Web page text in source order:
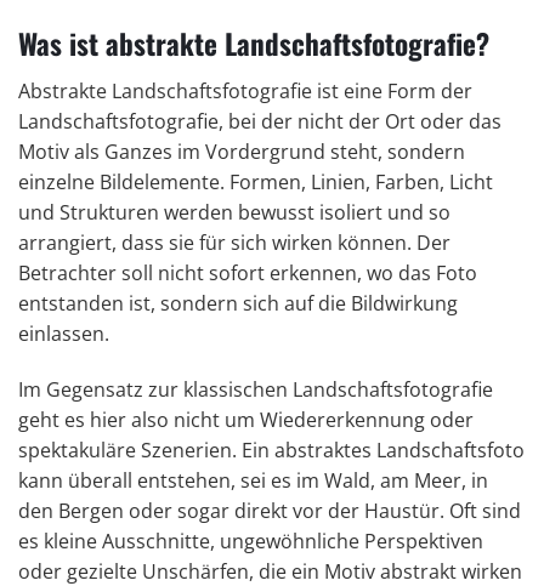
Was ist abstrakte Landschaftsfotografie?
Abstrakte Landschaftsfotografie ist eine Form der
Landschaftsfotografie, bei der nicht der Ort oder das
Motiv als Ganzes im Vordergrund steht, sondern
einzelne Bildelemente. Formen, Linien, Farben, Licht
und Strukturen werden bewusst isoliert und so
arrangiert, dass sie für sich wirken können. Der
Betrachter soll nicht sofort erkennen, wo das Foto
entstanden ist, sondern sich auf die Bildwirkung
einlassen.
Im Gegensatz zur klassischen Landschaftsfotografie
geht es hier also nicht um Wiedererkennung oder
spektakuläre Szenerien. Ein abstraktes Landschaftsfoto
kann überall entstehen, sei es im Wald, am Meer, in
den Bergen oder sogar direkt vor der Haustür. Oft sind
es kleine Ausschnitte, ungewöhnliche Perspektiven
oder gezielte Unschärfen, die ein Motiv abstrakt wirken